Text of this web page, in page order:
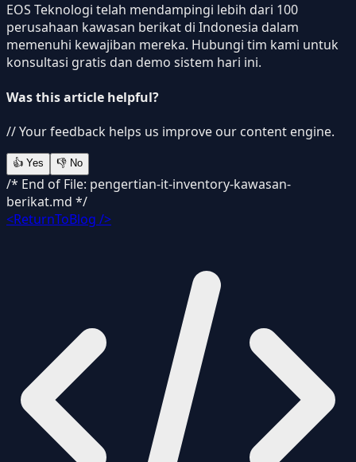
EOS Teknologi telah mendampingi lebih dari 100
perusahaan kawasan berikat di Indonesia dalam
memenuhi kewajiban mereka. Hubungi tim kami untuk
konsultasi gratis dan demo sistem hari ini.
Was this article helpful?
// Your feedback helps us improve our content engine.
👍 Yes 👎 No
/* End of File: pengertian-it-inventory-kawasan-
berikat.md */
<ReturnToBlog />